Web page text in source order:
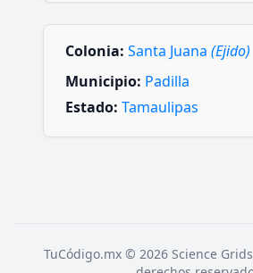
Colonia: Santa Juana (Ejido)
Municipio: Padilla
Estado: Tamaulipas
TuCódigo.mx © 2026 Science